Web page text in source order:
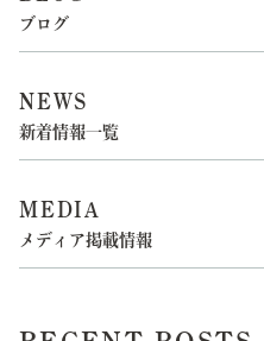
ブログ
NEWS
新着情報一覧
MEDIA
メディア掲載情報